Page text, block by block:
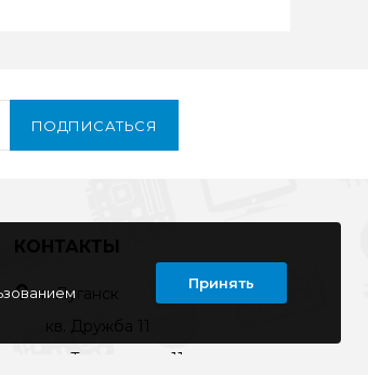
ПОДПИСАТЬСЯ
КОНТАКТЫ
г. Луганск
кв. Дружба 11
ул. Тимирязева, 11а
Принять